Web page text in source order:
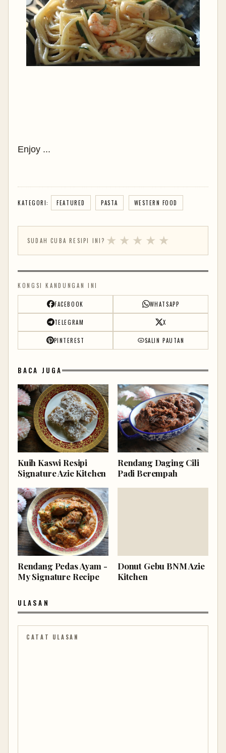
Enjoy ...
KATEGORI: FEATURED PASTA WESTERN FOOD
SUDAH CUBA RESIPI INI? ★ ★ ★ ★ ★
KONGSI KANDUNGAN INI
FACEBOOK WHATSAPP
TELEGRAM X
PINTEREST SALIN PAUTAN
BACA JUGA
Kuih Kaswi Resipi
Signature Azie Kitchen
Rendang Daging Cili
Padi Berempah
Rendang Pedas Ayam -
My Signature Recipe
Donut Gebu BNM Azie
Kitchen
ULASAN
CATAT ULASAN